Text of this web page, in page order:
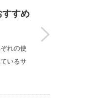
すすめ
れの使
いるサ